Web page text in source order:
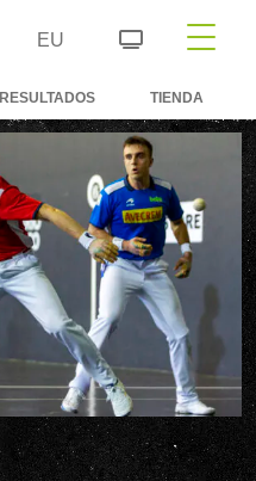
EU
RESULTADOS TIENDA